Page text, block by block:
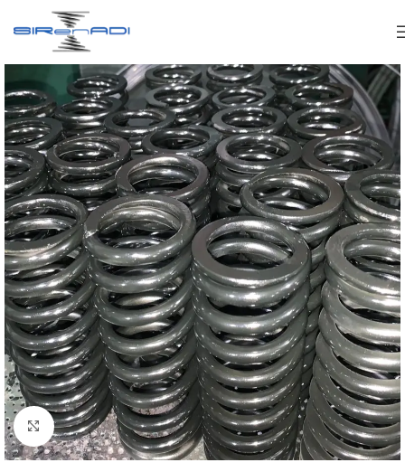
Click to enlarge